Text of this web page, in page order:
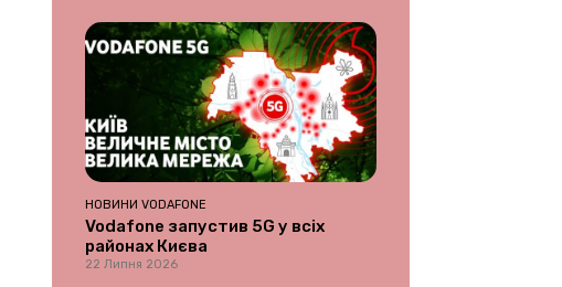
НОВИНИ VODAFONE
Vodafone запустив 5G у всіх
районах Києва
22 Липня 2026